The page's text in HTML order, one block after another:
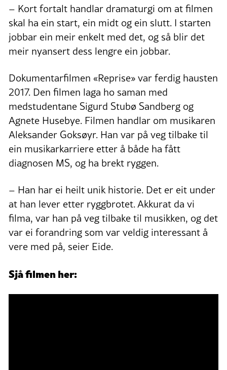
– Kort fortalt handlar dramaturgi om at filmen
skal ha ein start, ein midt og ein slutt. I starten
jobbar ein meir enkelt med det, og så blir det
meir nyansert dess lengre ein jobbar.
Dokumentarfilmen «Reprise» var ferdig hausten
2017. Den filmen laga ho saman med
medstudentane Sigurd Stubø Sandberg og
Agnete Husebye. Filmen handlar om musikaren
Aleksander Goksøyr. Han var på veg tilbake til
ein musikarkarriere etter å både ha fått
diagnosen MS, og ha brekt ryggen.
– Han har ei heilt unik historie. Det er eit under
at han lever etter ryggbrotet. Akkurat da vi
filma, var han på veg tilbake til musikken, og det
var ei forandring som var veldig interessant å
vere med på, seier Eide.
Sjå filmen her: